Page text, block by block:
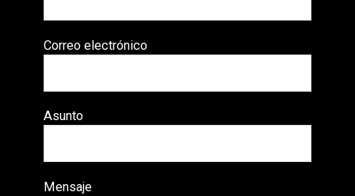
Correo electrónico
Asunto
Mensaje